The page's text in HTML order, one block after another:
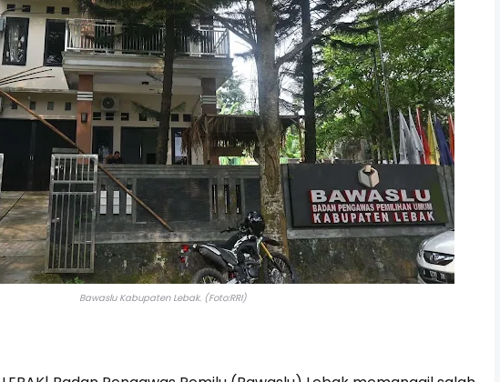
Bawaslu Kabupaten Lebak. (Foto:RRI)